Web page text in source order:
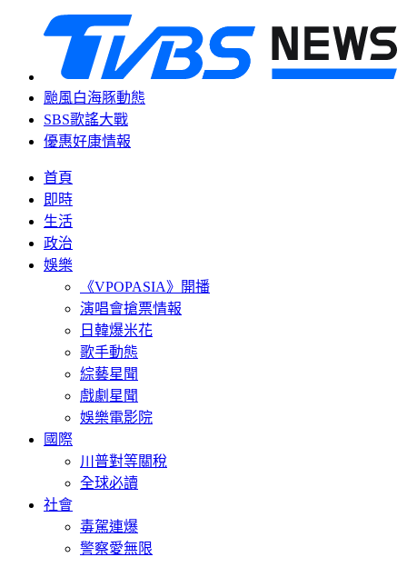
颱風白海豚動態
SBS歌謠大戰
優惠好康情報
首頁
即時
生活
政治
娛樂
《VPOPASIA》開播
演唱會搶票情報
日韓爆米花
歌手動態
綜藝星聞
戲劇星聞
娛樂電影院
國際
川普對等關稅
全球必讀
社會
毒駕連爆
警察愛無限